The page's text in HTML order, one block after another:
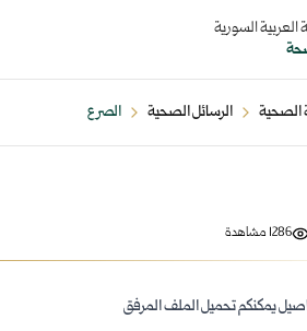
العربية السورية
الصحية الرسائل الصحية الصرع
1286 مشاهدة
يمكنكم تحميل الملف المرفق